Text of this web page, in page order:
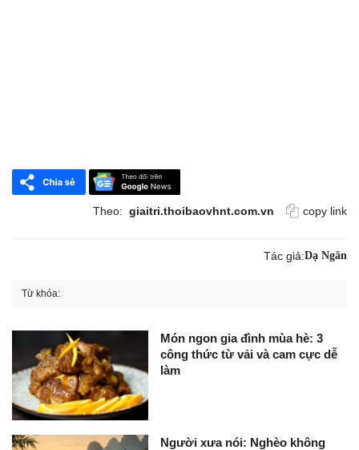
Theo: giaitri.thoibaovhnt.com.vn copy link
Tác giả:Dạ Ngân
Từ khóa:
Món ngon gia đình mùa hè: 3
công thức từ vải và cam cực dễ
làm
Người xưa nói: Nghèo không